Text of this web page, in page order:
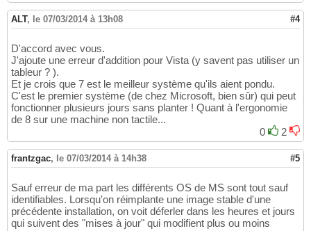
ALT, le 07/03/2014 à 13h08 #4
D'accord avec vous.
J'ajoute une erreur d'addition pour Vista (y savent pas utiliser un
tableur ? ).
Et je crois que 7 est le meilleur système qu'ils aient pondu.
C'est le premier système (de chez Microsoft, bien sûr) qui peut
fonctionner plusieurs jours sans planter ! Quant à l'ergonomie
de 8 sur une machine non tactile...
0
2
frantzgac, le 07/03/2014 à 14h38 #5
Sauf erreur de ma part les différents OS de MS sont tout sauf
identifiables. Lorsqu'on réimplante une image stable d'une
précédente installation, on voit déferler dans les heures et jours
qui suivent des "mises à jour" qui modifient plus ou moins